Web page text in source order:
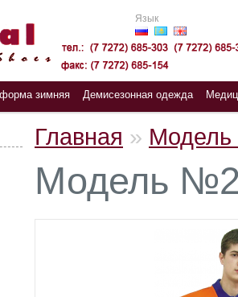
Язык
зимняя Демисезонная одежда
Главная »
Модель